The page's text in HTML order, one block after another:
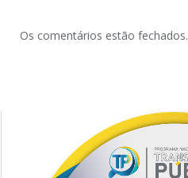
Os comentários estão fechados.